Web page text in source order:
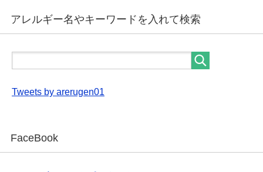
アレルギー名やキーワードを入れて検索
Tweets by arerugen01
FaceBook